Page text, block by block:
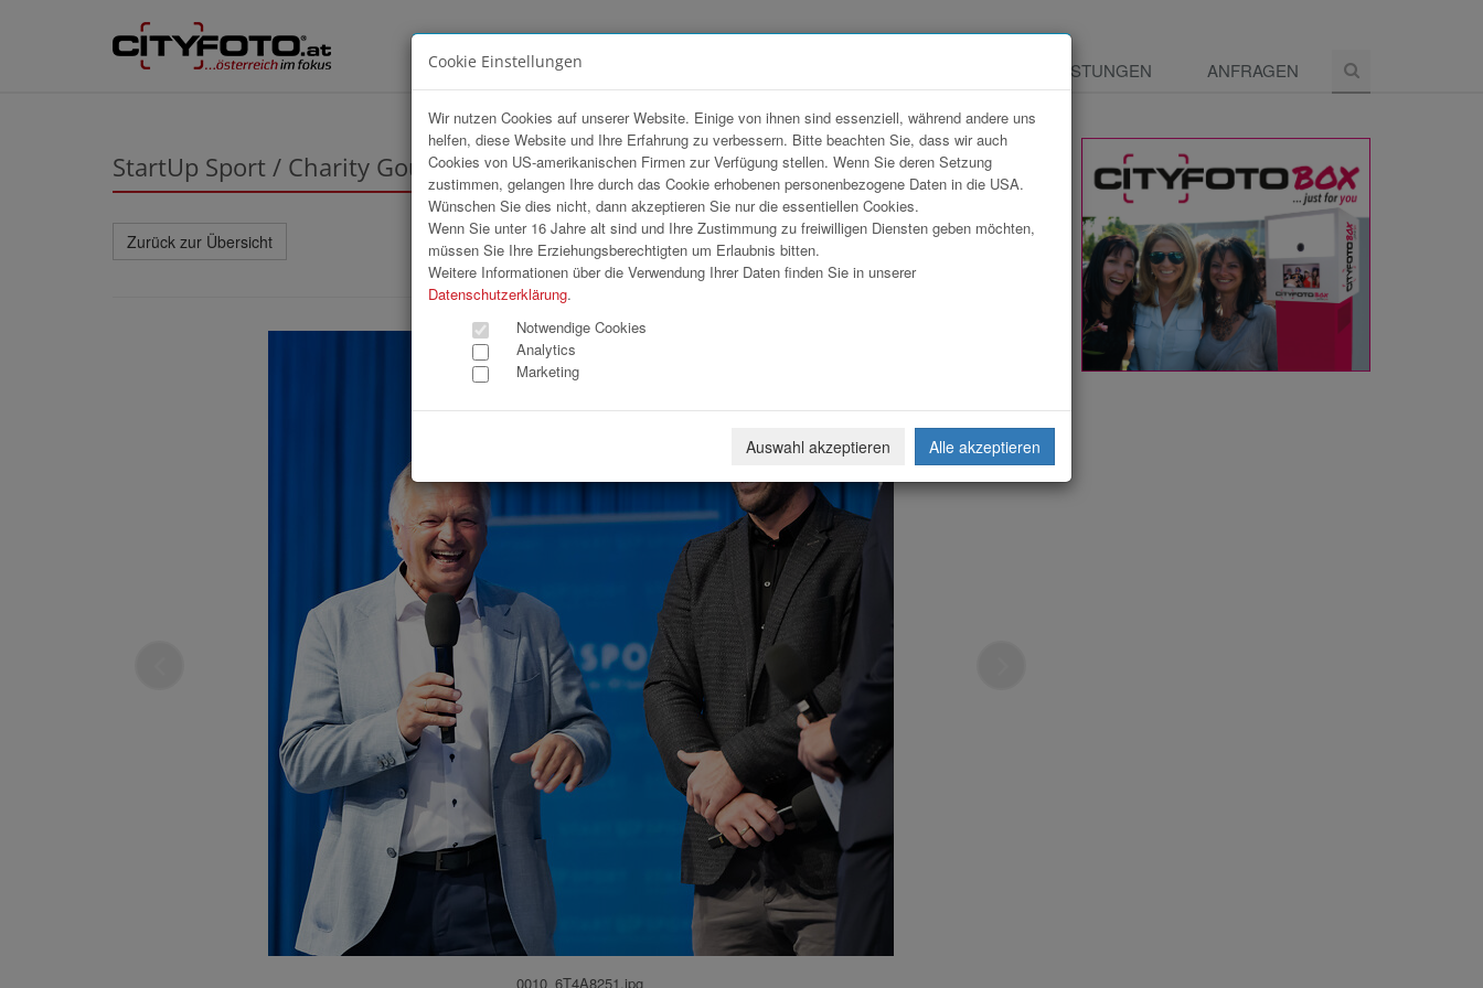
LEISTUNGEN ANFRAGEN
StartUp Sport / Charity Gourmet Abend mit Johann Lafer
Zurück zur Übersicht Download Weiterleiten
0010_6T4A8251.jpg
Cookie Einstellungen
Wir nutzen Cookies auf unserer Website. Einige von ihnen sind essenziell, während andere uns
helfen, diese Website und Ihre Erfahrung zu verbessern. Bitte beachten Sie, dass wir auch
Cookies von US-amerikanischen Firmen zur Verfügung stellen. Wenn Sie deren Setzung
zustimmen, gelangen Ihre durch das Cookie erhobenen personenbezogene Daten in die USA.
Wünschen Sie dies nicht, dann akzeptieren Sie nur die essentiellen Cookies.
Wenn Sie unter 16 Jahre alt sind und Ihre Zustimmung zu freiwilligen Diensten geben möchten,
müssen Sie Ihre Erziehungsberechtigten um Erlaubnis bitten.
Weitere Informationen über die Verwendung Ihrer Daten finden Sie in unserer
Datenschutzerklärung.
Notwendige Cookies
Analytics
Marketing
Auswahl akzeptieren Alle akzeptieren